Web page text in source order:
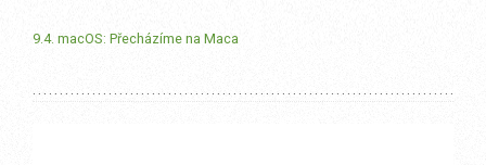
9.4. macOS: Přecházíme na Maca